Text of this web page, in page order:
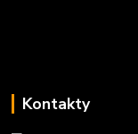
Kontakty